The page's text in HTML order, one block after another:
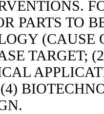
PARTS TO
(CAUSE
TARGET;